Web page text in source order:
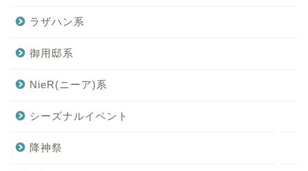
ラザハン系
御用邸系
NieR(ニーア)系
シーズナルイベント
降神祭